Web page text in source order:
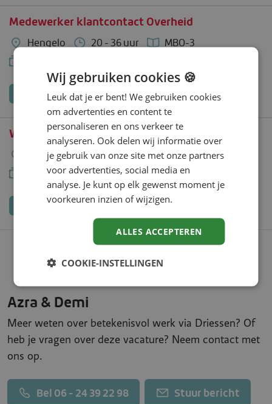
Medewerker klantcontact Overheid
Hengelo 20 - 36 uur
MBO-3
Bekijk vacature
Werken bij de Belastingdienst
Apeldoorn 24 - 36 uur
MBO-3
€ 18,87 per uur
Bekijk vacature
Naar alle vacatures
Azra & Demi
Meer weten over betekenisvol werk via Driessen? Of
heb je vragen over deze vacature? Neem contact met
ons op.
Bel 06 - 24 39 22 98
Stuur bericht
Wij gebruiken cookies 🍪
Leuk dat je er bent! We gebruiken cookies
om advertenties en content te
personaliseren en ons verkeer te
analyseren. Ook delen wij informatie over
je gebruik van onze site met onze partners
voor advertenties, social media en
analyse. Je kunt op elk gewenst moment je
voorkeuren inzien of wijzigen.
ALLES ACCEPTEREN
COOKIE-INSTELLINGEN